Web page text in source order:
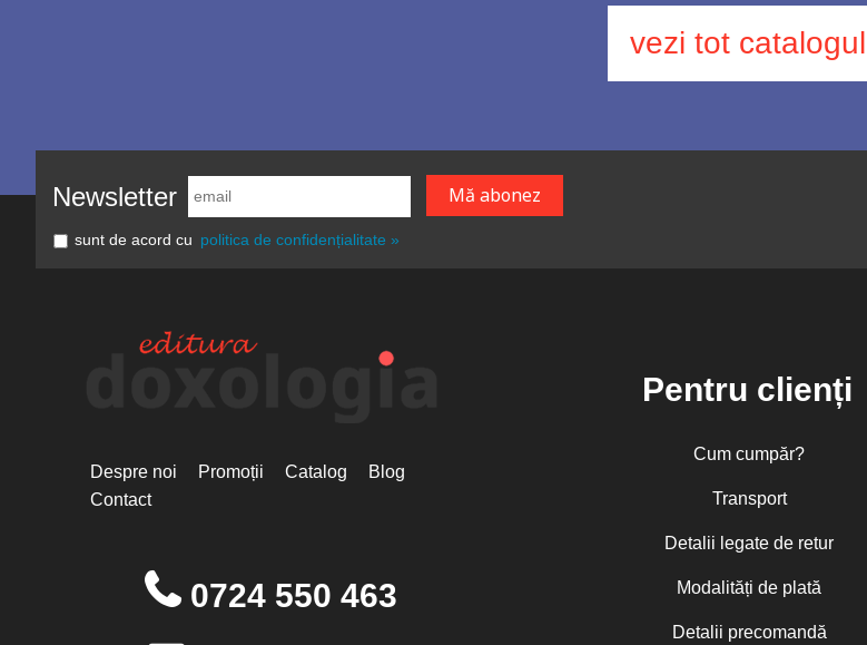
vezi tot catalogul
Newsletter
sunt de acord cu politica de confidențialitate »
Despre noi Promoții Catalog
Blog
Contact
0724 550 463
Pentru clienți
Cum cumpăr?
Transport
Detalii legate de retur
Modalități de plată
Detalii precomandă